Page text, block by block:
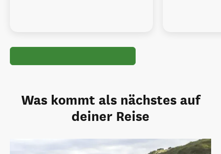
Was kommt als nächstes auf
deiner Reise